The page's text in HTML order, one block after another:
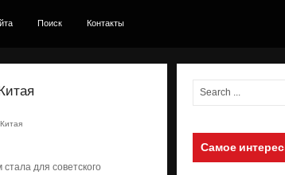
Поиск Контакты
для советского
Самое